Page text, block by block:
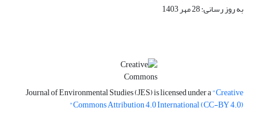
به روز رسانی: 28 مهر 1403
Journal of Environmental Studies (JES) is licensed under a"Creative
Commons Attribution 4.0 International (CC-BY 4.0)"